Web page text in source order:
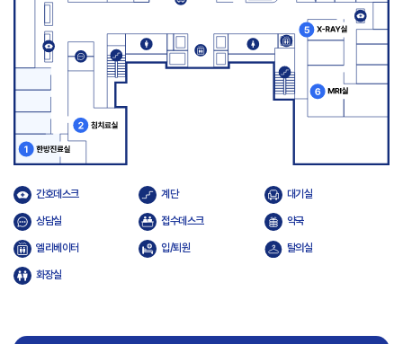
간호데스크 계단 대기실
상담실 접수데스크 약국
엘리베이터 입/퇴원 탈의실
화장실